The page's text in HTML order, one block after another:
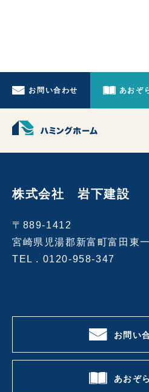
お問い合わせ あおぞ
株式会社 岩下建設
〒889-1412
宮崎県児湯郡新富町富田東
TEL . 0120-958-347
お問い
あおぞ